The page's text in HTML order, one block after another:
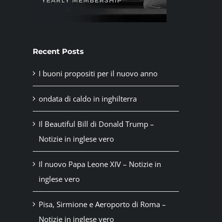
Recent Posts
I buoni propositi per il nuovo anno
ondata di caldo in inghilterra
Il Beautiful Bill di Donald Trump –
Notizie in inglese vero
Il nuovo Papa Leone XIV – Notizie in
inglese vero
Pisa, Sirmione e Aeroporto di Roma –
Notizie in inglese vero